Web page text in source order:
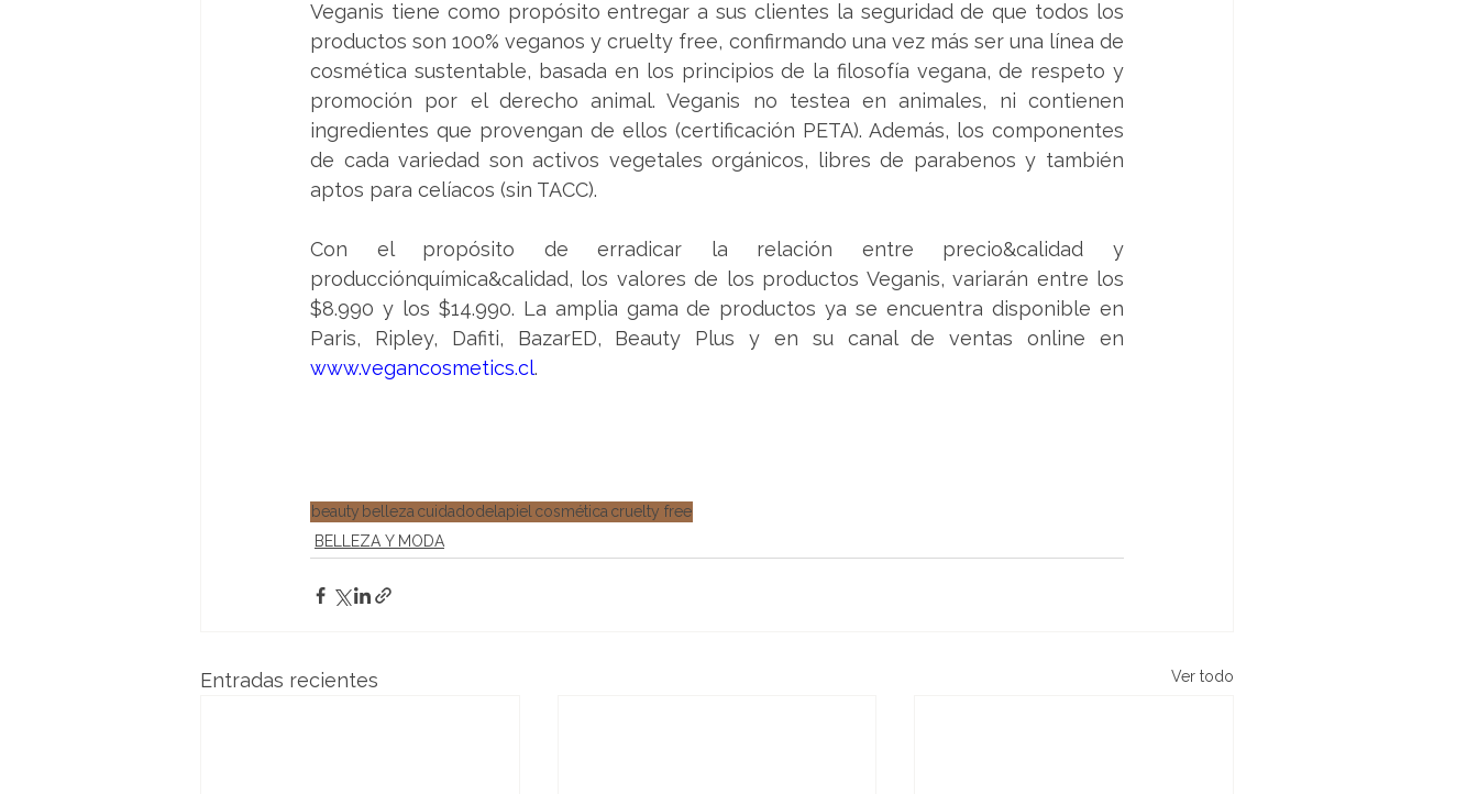
Veganis tiene como propósito entregar a sus clientes la seguridad de que todos los
productos son 100% veganos y cruelty free, confirmando una vez más ser una línea de
cosmética sustentable, basada en los principios de la filosofía vegana, de respeto y
promoción por el derecho animal. Veganis no testea en animales, ni contienen
ingredientes que provengan de ellos (certificación PETA). Además, los componentes
de cada variedad son activos vegetales orgánicos, libres de parabenos y también
aptos para celíacos (sin TACC).
Con el propósito de erradicar la relación entre precio&calidad y
producciónquímica&calidad, los valores de los productos Veganis, variarán entre los
$8.990 y los $14.990. La amplia gama de productos ya se encuentra disponible en
www.vegancosmetics.cl.
beauty belleza cuidadodelapiel cosmética cruelty free
BELLEZA Y MODA
Entradas recientes Ver todo